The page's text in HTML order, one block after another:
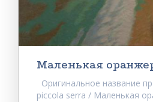
Маленькая
Оригинальное название
piccola serra / Маленькая